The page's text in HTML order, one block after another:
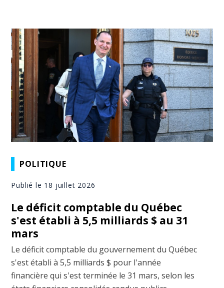
POLITIQUE
Publié le 18 juillet 2026
Le déficit comptable du Québec
s'est établi à 5,5 milliards $ au 31
mars
Le déficit comptable du gouvernement du Québec
s'est établi à 5,5 milliards $ pour l'année
financière qui s'est terminée le 31 mars, selon les